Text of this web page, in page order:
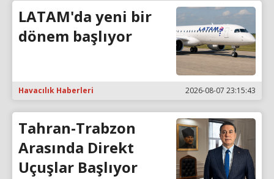
LATAM'da yeni bir
dönem başlıyor
Havacılık Haberleri 2026-08-07 23:15:43
Tahran-Trabzon
Arasında Direkt
Uçuşlar Başlıyor